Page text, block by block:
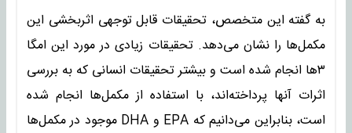
به گفته این متخصص، تحقیقات قابل توجهی اثربخشی این
مکمل‌ها را نشان می‌دهد. تحقیقات زیادی در مورد این امگا
۳ها انجام شده است و بیشتر تحقیقات انسانی که به بررسی
اثرات آنها پرداخته‌اند، با استفاده از مکمل‌ها انجام شده
است، بنابراین می‌دانیم که EPA و DHA موجود در مکمل‌ها